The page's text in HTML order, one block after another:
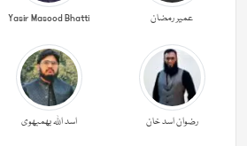
عمیر رمضان Yasir Masood Bhatti
رضوان اسد خان اسد اللہ بھمبھوی